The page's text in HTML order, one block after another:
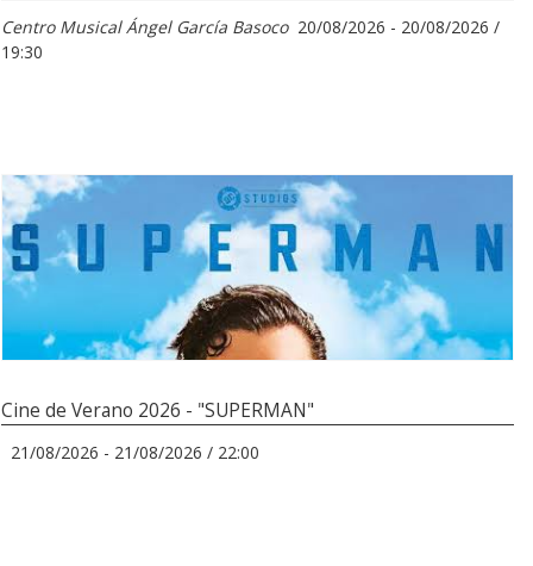
Centro Musical Ángel García Basoco 20/08/2026 - 20/08/2026 /
19:30
Cine de Verano 2026 - "SUPERMAN"
21/08/2026 - 21/08/2026 / 22:00